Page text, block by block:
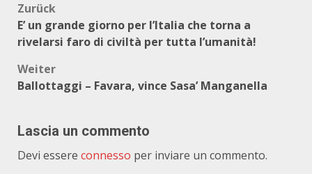
Beitragsnavigation
Zurück
E’ un grande giorno per l’Italia che torna a
rivelarsi faro di civiltà per tutta l’umanità!
Weiter
Ballottaggi – Favara, vince Sasa’ Manganella
Lascia un commento
Devi essere connesso per inviare un commento.